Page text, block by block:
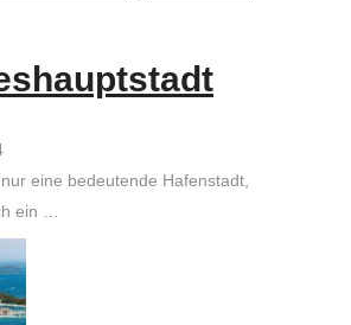
eine bedeutende Hafenstadt,
ein …